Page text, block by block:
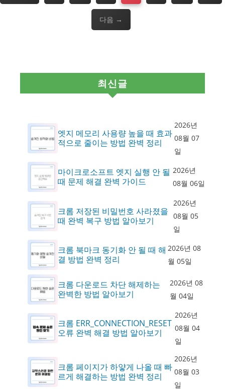
이
이
지
이
이
이
다음 →
최신글
엣지 메모리 사용량 높을 때 효과
적으로 줄이는 방법 완벽 정리
2026년
08월 07
일
마이크로소프트 엣지 실행 안 될
때 문제 해결 완벽 가이드
2026년
08월 06일
크롬 저장된 비밀번호 사라졌을
때 완벽 복구 방법 알아보기
2026년
08월 05
일
크롬 북마크 동기화 안 될 때 해
결 방법 완벽 정리
2026년 08
월 05일
크롬 다운로드 차단 해제하는
완벽한 방법 알아보기
2026년 08
월 04일
크롬 ERR_CONNECTION_RESET
오류 완벽 해결 방법 알아보기
2026년
08월 04
일
크롬 페이지가 하얗게 나올 때 빠
르게 해결하는 방법 완벽 정리
2026년
08월 03
일